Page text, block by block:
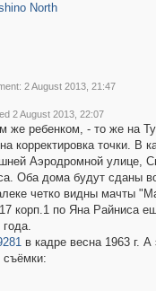
North
2 August 2013, 21:47
2 August 2013, 22:07
же ребенком, - то же на
корректировка точки. В
Аэродромной улице,
Оба дома будут сданы
четко видны мачты
корп.1 по Яна Райниса
в кадре весна 1963 г. А
съёмки: